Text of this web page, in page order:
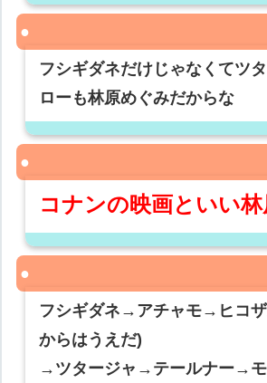
フシギダネだけじゃなくてツ
ローも林原めぐみだからな
コナンの映画といい林
フシギダネ→アチャモ→ヒコ
からはうえだ)
→ツタージャ→テールナー→